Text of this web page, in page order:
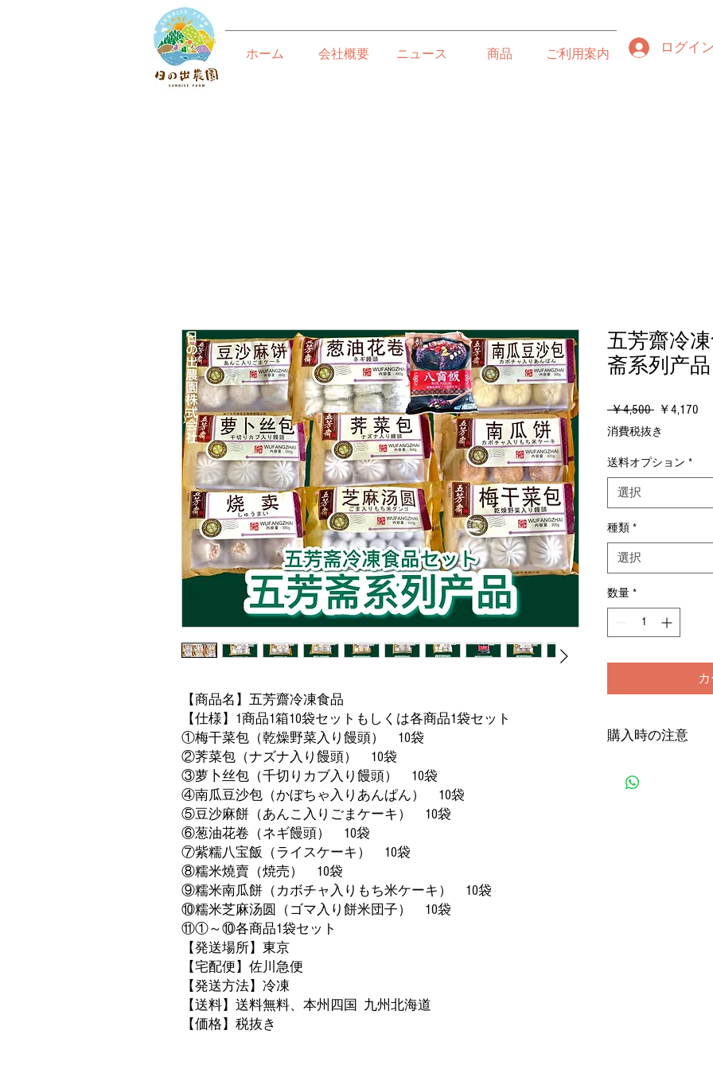
ホーム 会社概要 ニュース 商品 ご利用案内 ログイン
【商品名】五芳齋冷凍食品
【仕様】1商品1箱10袋セットもしくは各商品1袋セット
①梅干菜包（乾燥野菜入り饅頭） 10袋
②荠菜包（ナズナ入り饅頭） 10袋
③萝卜丝包（千切りカブ入り饅頭） 10袋
④南瓜豆沙包（かぼちゃ入りあんぱん） 10袋
⑤豆沙麻餅（あんこ入りごまケーキ） 10袋
⑥葱油花卷（ネギ饅頭） 10袋
⑦紫糯八宝飯（ライスケーキ） 10袋
⑧糯米燒賣（焼売） 10袋
⑨糯米南瓜餅（カボチャ入りもち米ケーキ） 10袋
⑩糯米芝麻汤圆（ゴマ入り餅米団子） 10袋
⑪①～⑩各商品1袋セット
【発送場所】東京
【宅配便】佐川急便
【発送方法】冷凍
【送料】送料無料、本州四国 九州北海道
【価格】税抜き
五芳齋冷
斋系列产品
￥4,500 通
常
価
格
￥4,170
格
消費税抜き
送料オプション *
選択
種類 *
選択
数量 *
購入時の注意
がございます。0-3